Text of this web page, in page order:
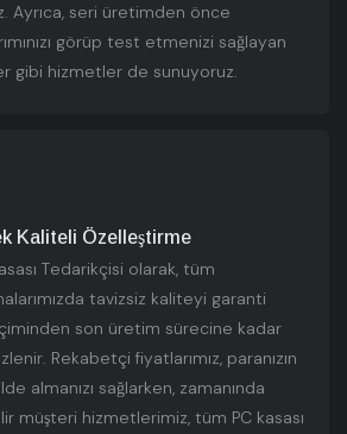
Ayrıca, seri üretimden önce
görüp test etmenizi sağlayan
gibi hizmetler de sunuyoruz.
Kaliteli Özelleştirme
Tedarikçisi olarak, tüm
tavizsiz kaliteyi garanti
son üretim sürecine kadar
Rekabetçi fiyatlarımız, paranızın
almanızı sağlarken, zamanında
müşteri hizmetlerimiz, tüm PC kasası